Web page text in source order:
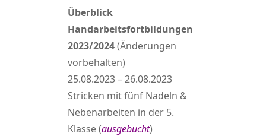
Überblick
Handarbeitsfortbildungen
2023/2024(Änderungen
vorbehalten)
25.08.2023 – 26.08.2023
Stricken mit fünf Nadeln &
Nebenarbeiten in der 5.
Klasse (ausgebucht)